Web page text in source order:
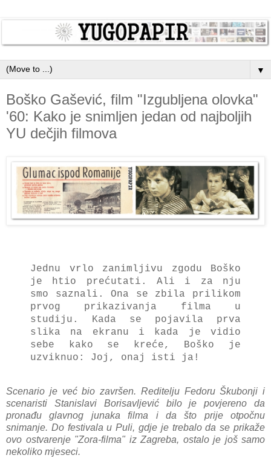
▼
Boško Gašević, film "Izgubljena olovka"
'60: Kako je snimljen jedan od najboljih
YU dečjih filmova
Jednu vrlo zanimljivu zgodu Boško
je htio prećutati. Ali i za nju
smo saznali. Ona se zbila prilikom
prvog prikazivanja filma u
studiju. Kada se pojavila prva
slika na ekranu i kada je vidio
sebe kako se kreće, Boško je
uzviknuo: Joj, onaj isti ja!
Scenario je već bio završen. Reditelju Fedoru Škubonji i
scenaristi Stanislavi Borisavljević bilo je povjereno da
pronađu glavnog junaka filma i da što prije otpočnu
snimanje. Do festivala u Puli, gdje je trebalo da se prikaže
ovo ostvarenje "Zora-filma" iz Zagreba, ostalo je još samo
nekoliko mjeseci.